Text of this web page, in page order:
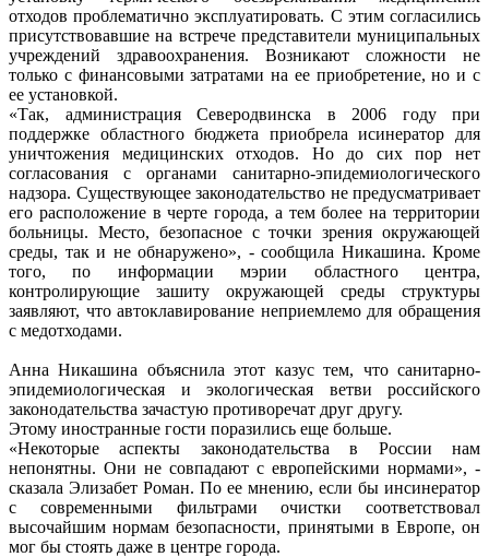
отходов проблематично эксплуатировать. С этим согласились
присутствовавшие на встрече представители муниципальных
учреждений здравоохранения. Возникают сложности не
только с финансовыми затратами на ее приобретение, но и с
ее установкой.
«Так, администрация Северодвинска в 2006 году при
поддержке областного бюджета приобрела исинератор для
уничтожения медицинских отходов. Но до сих пор нет
согласования с органами санитарно-эпидемиологического
надзора. Существующее законодательство не предусматривает
его расположение в черте города, а тем более на территории
больницы. Место, безопасное с точки зрения окружающей
среды, так и не обнаружено», - сообщила Никашина. Кроме
того, по информации мэрии областного центра,
контролирующие зашиту окружающей среды структуры
заявляют, что автоклавирование неприемлемо для обращения
с медотходами.
Анна Никашина объяснила этот казус тем, что санитарно-
эпидемиологическая и экологическая ветви российского
законодательства зачастую противоречат друг другу.
Этому иностранные гости поразились еще больше.
«Некоторые аспекты законодательства в России нам
непонятны. Они не совпадают с европейскими нормами», -
сказала Элизабет Роман. По ее мнению, если бы инсинератор
с современными фильтрами очистки соответствовал
высочайшим нормам безопасности, принятыми в Европе, он
мог бы стоять даже в центре города.